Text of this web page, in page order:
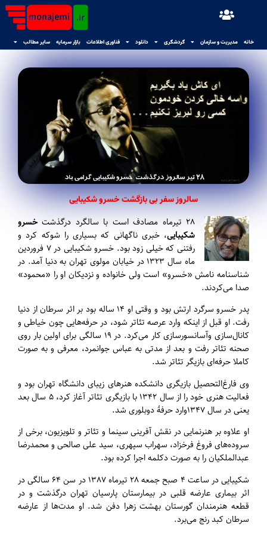
خانه مدیریت و سازمان گردشگری دانلود فناوری اطلاعات بازار سرمایه سایر مطالب
سالروز سفر بی بازگشت خسرو شکیبایی
۲۸ تیرماه مصادف است با سالگرد درگذشت
خسرو
شکیبایی، خبری ناگهانی که بسیاری را شوکه کرد و
رفتنی که خیلی زود بود.
خسرو شکیبایی در ۷ فروردین
ماه سال ۱۳۲۳ در خیابان مولوی تهران به دنیا آمد. در
شناسنامه نامش «خسرو» است ولی خانواده و نزدیکان او را «محمود»
صدا می‌کردند.
پدر خسرو سرگرد ارتش بود و وقتی او ۱۴ ساله بود بر اثر سرطان از دنیا
رفت. او قبل از اینکه وارد عرصه تئاتر شود، در حرفه‌هایی چون خیاطی و
کانال‌سازی وآسانسورسازی کار می‌کرد. در ۱۹ سالگی برای اولین بار روی
صحنه تئاتر رفت و بعد از مدتی به عباس جوانمرد، معرفی و به صورت
کاملا حرفه‌ای بازیگر تئاتر شد.
وی فارغ‌التحصیل بازیگری دانشکده هنرهای زیبای دانشگاه تهران بود و
فعالیت هنری خود را از سال ۱۳۴۲ با بازیگری تئاتر آغاز کرد، ۵ سال بعد
یعنی در سال ۱۳۴۷وارد حرفهٔ دوبلوری شد.
او علاوه بر هنرنمایی در نقش آفرینی سینما و تئاتر و تلویزیون، برخی از
سروده‌های فروغ فرخزاد، سهراب سپهری، سید علی صالحی و محمدرضا
عبدالملکیان را به صورت دکلمه اجرا کرده بود.
شکیبایی در ساعت ۴ صبح جمعه ۲۸ تیرماه ۱۳۸۷ در سن ۶۴ سالگی در
اثر بیماری عارضه قلبی در بیمارستان پارسیان تهران درگذشت و در
قطعه هنرمندان گورستان بهشت زهرا دفن شد. او مدت‌ها از عارضه
سرطان کبد رنج می‌برد.